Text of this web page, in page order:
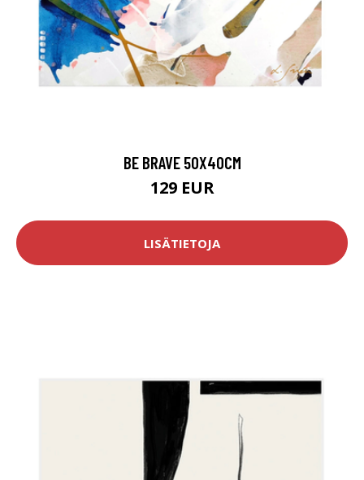
BE BRAVE 50X40CM
129 EUR
LISÄTIETOJA